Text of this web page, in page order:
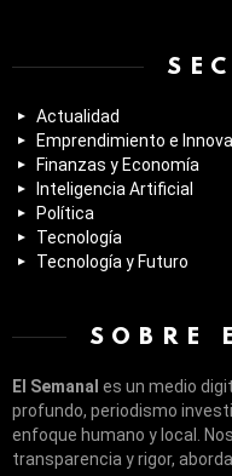
Actualidad
Emprendimiento e
Finanzas y Economía
Inteligencia Artificial
Política
Tecnología
Tecnología y Futuro
SOBRE
El Semanal es un medio
profundo, periodismo
enfoque humano y local.
transparencia y rigor,